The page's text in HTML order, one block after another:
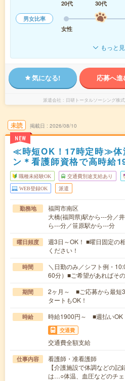
20代
30代
男女比率
女性
もっと
気になる! 応募へ進
派遣会社 日研トータルソーシング株
未読
NEW
掲載日 2026/08/10
≪時短OK！17時定時≫体
ン＊看護師資格で高時給
職種未経験OK 交通費別途支給あり
WEB登録OK 派遣
勤務地
福岡市南区
大橋(福岡県)駅から---分／
ら---分／笹原駅から---分
曜日頻度
週3日～OK！ ■曜日固定の
ください！
時間
＼日勤のみ／シフト例・
60分）■ご希望があればそ
期間
2ヶ月～ ■ご応募から最短
タートもOK！
時給 時給1900円～ ■週払い
交通費
交通費全額支給
仕事内容
看護師・准看護師
【介護施設で体調などの
は…○体温、血圧などのチ